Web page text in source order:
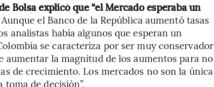
Bolsa explicó que “el Mercado esperaba un
el Banco de la República aumentó tasas
analistas había algunos que esperan un
se caracteriza por ser muy conservador
aumentar la magnitud de los aumentos para no
de crecimiento. Los mercados no son la única
de decisión”.